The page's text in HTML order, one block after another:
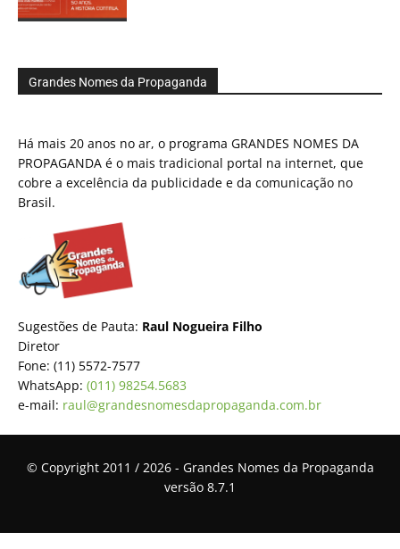
Grandes Nomes da Propaganda
Há mais 20 anos no ar, o programa GRANDES NOMES DA
PROPAGANDA é o mais tradicional portal na internet, que
cobre a excelência da publicidade e da comunicação no
Brasil.
Sugestões de Pauta: Raul Nogueira Filho
Diretor
Fone: (11) 5572-7577
WhatsApp: (011) 98254.5683
e-mail: raul@grandesnomesdapropaganda.com.br
© Copyright 2011 / 2026 - Grandes Nomes da Propaganda
versão 8.7.1